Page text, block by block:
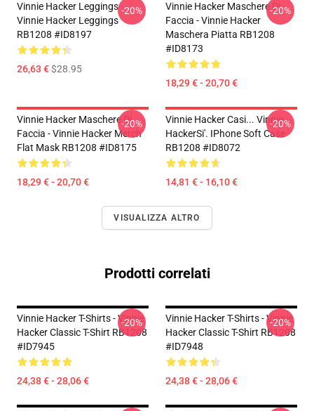
Vinnie Hacker Leggings -
Vinnie Hacker Leggings
RB1208 #ID8197
26,63 €$28.95
-20%
Vinnie Hacker Maschere Di
Faccia - Vinnie Hacker
Maschera Piatta RB1208
#ID8173
18,29 € - 20,70 €
-20%
Vinnie Hacker Maschere Di
Faccia - Vinnie Hacker Merch
Flat Mask RB1208 #ID8175
18,29 € - 20,70 €
-20%
Vinnie Hacker Casi... Vinnie
HackerSi'. IPhone Soft Case
RB1208 #ID8072
14,81 € - 16,10 €
-20%
VISUALIZZA ALTRO
Prodotti correlati
Vinnie Hacker T-Shirts - Vinnie
Hacker Classic T-Shirt RB1208
#ID7945
24,38 € - 28,06 €
-20%
Vinnie Hacker T-Shirts - Vinnie
Hacker Classic T-Shirt RB1208
#ID7948
24,38 € - 28,06 €
-20%